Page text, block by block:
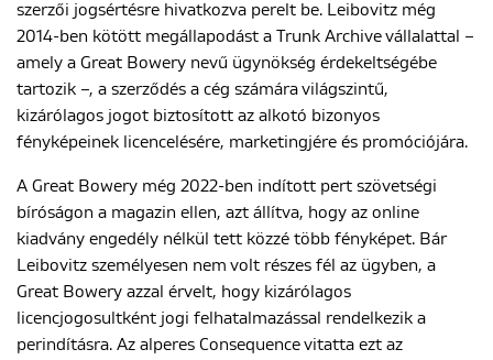
szerzői jogsértésre hivatkozva perelt be. Leibovitz még
2014-ben kötött megállapodást a Trunk Archive vállalattal –
amely a Great Bowery nevű ügynökség érdekeltségébe
tartozik –, a szerződés a cég számára világszintű,
kizárólagos jogot biztosított az alkotó bizonyos
fényképeinek licencelésére, marketingjére és promóciójára.
A Great Bowery még 2022-ben indított pert szövetségi
bíróságon a magazin ellen, azt állítva, hogy az online
kiadvány engedély nélkül tett közzé több fényképet. Bár
Leibovitz személyesen nem volt részes fél az ügyben, a
Great Bowery azzal érvelt, hogy kizárólagos
licencjogosultként jogi felhatalmazással rendelkezik a
perindításra. Az alperes Consequence vitatta ezt az